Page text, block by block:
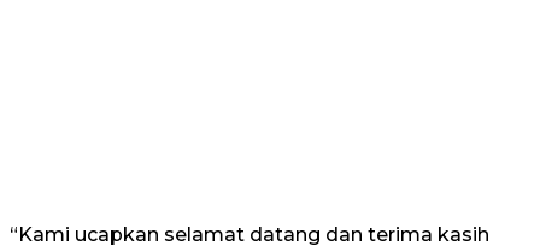
“Kami ucapkan selamat datang dan terima kasih